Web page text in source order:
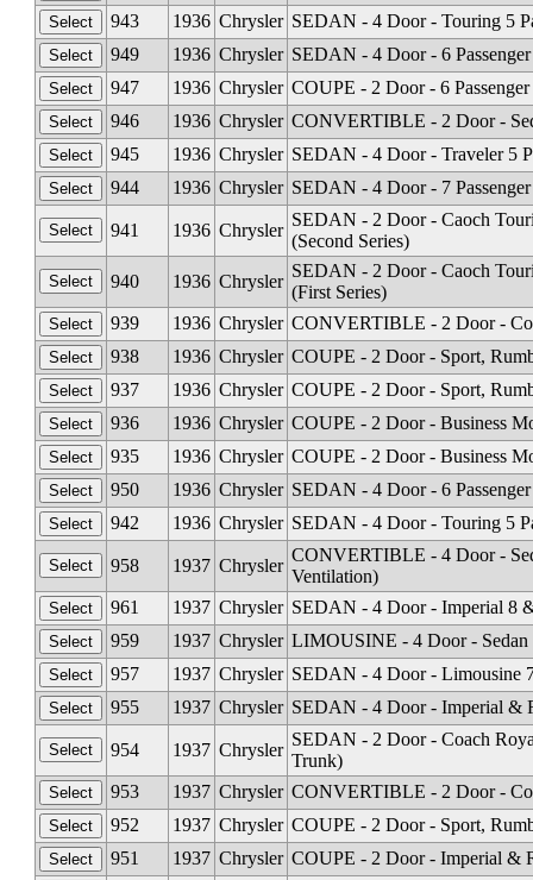
943
1936 Chrysler SEDAN - 4 Door - Touring 5
949
1936 Chrysler SEDAN - 4 Door - 6
947
1936 Chrysler COUPE - 2 Door - 6
946
1936 Chrysler CONVERTIBLE - 2 Door -
945
1936 Chrysler SEDAN - 4 Door - Traveler 5
944
1936 Chrysler SEDAN - 4 Door - 7
941 1936 Chrysler
SEDAN - 2 Door - Caoch
(Second Series)
940
1936 Chrysler
SEDAN - 2 Door - Caoch
(First Series)
939
1936 Chrysler CONVERTIBLE - 2 Door -
938
1936 Chrysler COUPE - 2 Door - Sport,
937
1936 Chrysler COUPE - 2 Door - Sport,
936
1936 Chrysler COUPE - 2 Door - Business
935
1936 Chrysler COUPE - 2 Door - Business
950
1936 Chrysler SEDAN - 4 Door - 6
942
1936 Chrysler SEDAN - 4 Door - Touring 5
958 1937 Chrysler
CONVERTIBLE - 4 Door -
Ventilation)
961
1937 Chrysler SEDAN - 4 Door - Imperial 8
959
1937 Chrysler LIMOUSINE - 4 Door - Sedan
957
1937 Chrysler SEDAN - 4 Door - Limousine
955
1937 Chrysler SEDAN - 4 Door - Imperial &
954 1937 Chrysler
SEDAN - 2 Door - Coach
Trunk)
953
1937 Chrysler CONVERTIBLE - 2 Door -
952
1937 Chrysler COUPE - 2 Door - Sport,
951
1937 Chrysler COUPE - 2 Door - Imperial &